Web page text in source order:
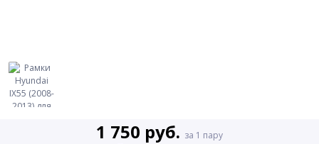
1 750 руб. за 1 пару